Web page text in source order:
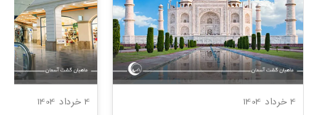
4 خرداد 1404 4 خرداد 1404